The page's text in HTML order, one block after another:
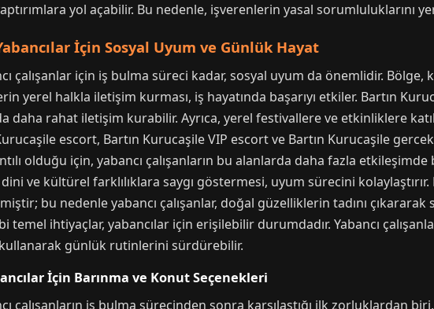
yol açabilir. Bu nedenle, işverenlerin yasal sorumluluklarını
İçin Sosyal Uyum ve Günlük Hayat
çalışanlar için iş bulma süreci kadar, sosyal uyum da önemlidir. Bölge,
yerel halkla iletişim kurması, iş hayatında başarıyı etkiler. Bartın
daha rahat iletişim kurabilir. Ayrıca, yerel festivallere ve etkinliklere
escort, Bartın Kurucaşile VIP escort ve Bartın Kurucaşile
olduğu için, yabancı çalışanların bu alanlarda daha fazla etkileşimde
ve kültürel farklılıklara saygı göstermesi, uyum sürecini
bu nedenle yabancı çalışanlar, doğal güzelliklerin tadını çıkararak
temel ihtiyaçlar, yabancılar için erişilebilir durumdadır. Yabancı
kullanarak günlük rutinlerini sürdürebilir.
İçin Barınma ve Konut Seçenekleri
çalışanların iş bulma sürecinden sonra karşılaştığı ilk zorluklardan